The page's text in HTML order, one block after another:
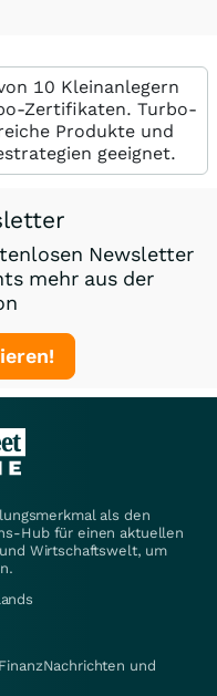
10 Kleinanlegern
Zertifikaten. Turbo-
Produkte und
geeignet.
Newsletter
mehr aus der
als den
Hub für einen aktuellen
Wirtschaftswelt, um
und